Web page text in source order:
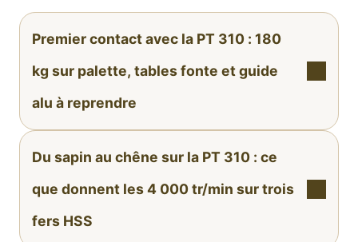
Premier contact avec la PT 310 : 180
kg sur palette, tables fonte et guide
alu à reprendre
Du sapin au chêne sur la PT 310 : ce
que donnent les 4 000 tr/min sur trois
fers HSS